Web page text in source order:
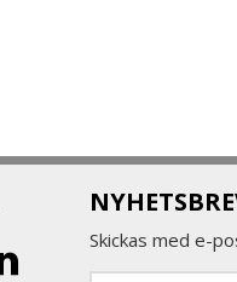
Skickas med e-